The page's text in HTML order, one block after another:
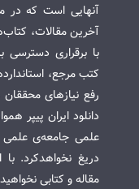
آنهایی است که در
آخرین مقالات،
با برقراری دسترسی
کتب مرجع،
رفع نیازهای
دانلود ایران پیپر
علمی جامعه‌ی علمی
دریغ نخواهدکرد.
مقاله و کتابی